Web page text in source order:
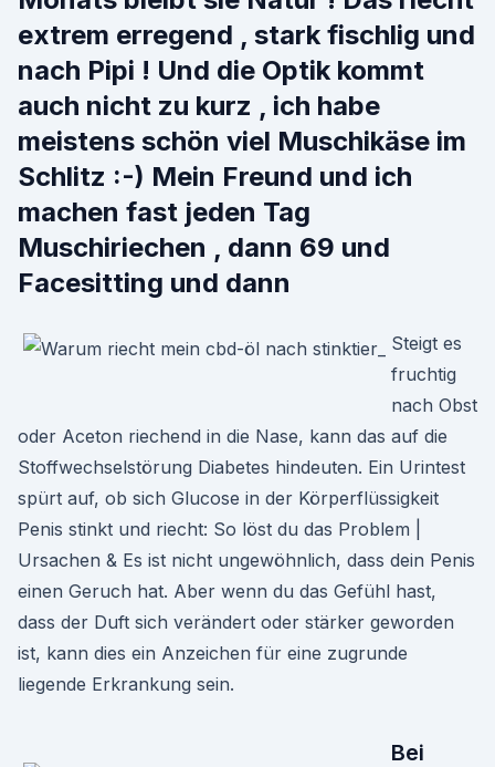
extrem erregend , stark fischlig und
nach Pipi ! Und die Optik kommt
auch nicht zu kurz , ich habe
meistens schön viel Muschikäse im
Schlitz :-) Mein Freund und ich
machen fast jeden Tag
Muschiriechen , dann 69 und
Facesitting und dann
Steigt es
fruchtig
nach Obst
oder Aceton riechend in die Nase, kann das auf die
Stoffwechselstörung Diabetes hindeuten. Ein Urintest
spürt auf, ob sich Glucose in der Körperflüssigkeit
Penis stinkt und riecht: So löst du das Problem |
Ursachen & Es ist nicht ungewöhnlich, dass dein Penis
einen Geruch hat. Aber wenn du das Gefühl hast,
dass der Duft sich verändert oder stärker geworden
ist, kann dies ein Anzeichen für eine zugrunde
liegende Erkrankung sein.
Bei